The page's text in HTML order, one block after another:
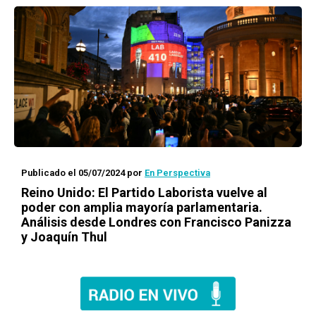
Publicado el 05/07/2024por En Perspectiva
Reino Unido: El Partido Laborista vuelve al
poder con amplia mayoría parlamentaria.
Análisis desde Londres con Francisco Panizza
y Joaquín Thul